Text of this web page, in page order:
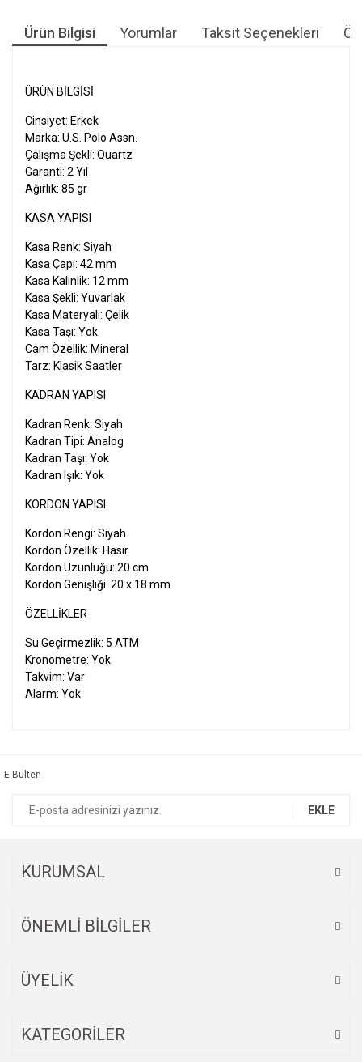
Ürün Bilgisi Yorumlar Taksit Seçenekleri
ÜRÜN BILGISI
Cinsiyet: Erkek
Marka: U.S. Polo Assn.
Çalışma Şekli: Quartz
Garanti: 2 Yıl
Ağırlık: 85 gr
KASA YAPISI
Kasa Renk: Siyah
Kasa Çapı: 42 mm
Kasa Kalinlik: 12 mm
Kasa Şekli: Yuvarlak
Kasa Materyali: Çelik
Kasa Taşı: Yok
Cam Özellik: Mineral
Tarz: Klasik Saatler
KADRAN YAPISI
Kadran Renk: Siyah
Kadran Tipi: Analog
Kadran Taşı: Yok
Kadran Işık: Yok
KORDON YAPISI
Kordon Rengi: Siyah
Kordon Özellik: Hasır
Kordon Uzunluğu: 20 cm
Kordon Genişliği: 20 x 18 mm
ÖZELLIKLER
Su Geçirmezlik: 5 ATM
Kronometre: Yok
Takvim: Var
Alarm: Yok
Ürün fiyatı diğer sitelerden daha pahalı.
E-Bülten
EKLE
KURUMSAL
ÖNEMLİ BİLGİLER
ÜYELİK
KATEGORİLER